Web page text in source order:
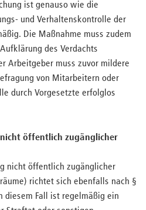
ist genauso wie die
und Verhaltenskontrolle der
Die Maßnahme muss zudem
des Verdachts
Arbeitgeber muss zuvor mildere
von Mitarbeitern oder
durch Vorgesetzte erfolglos
öffentlich zugänglicher
nicht öffentlich zugänglicher
richtet sich ebenfalls nach §
diesem Fall ist regelmäßig ein